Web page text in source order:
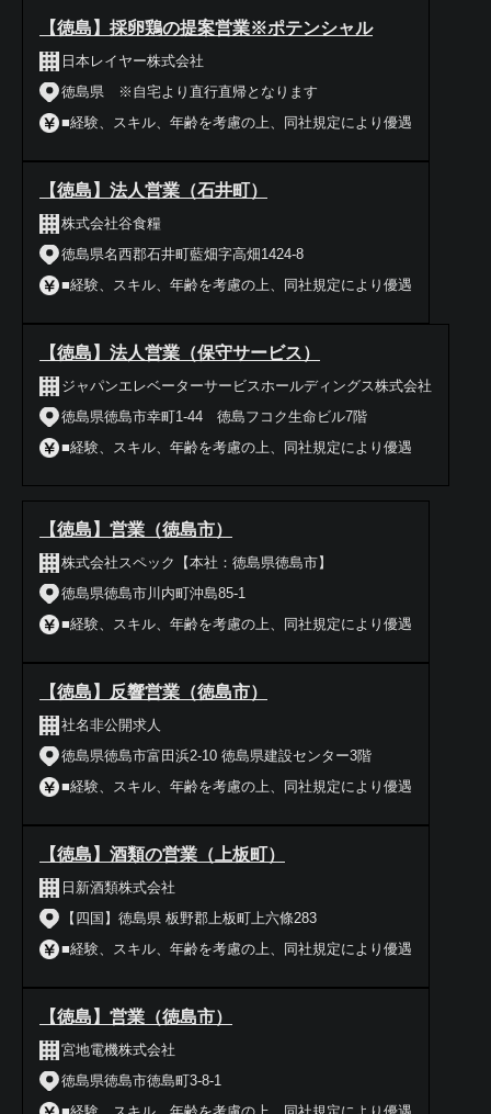
【徳島】採卵鶏の提案営業※ポテンシャル
日本レイヤー株式会社
徳島県 ※自宅より直行直帰となります
■経験、スキル、年齢を考慮の上、同社規定により優遇
【徳島】法人営業（石井町）
株式会社谷食糧
徳島県名西郡石井町藍畑字高畑1424-8
■経験、スキル、年齢を考慮の上、同社規定により優遇
【徳島】法人営業（保守サービス）
ジャパンエレベーターサービスホールディングス株式会社
徳島県徳島市幸町1-44 徳島フコク生命ビル7階
■経験、スキル、年齢を考慮の上、同社規定により優遇
【徳島】営業（徳島市）
株式会社スペック【本社：徳島県徳島市】
徳島県徳島市川内町沖島85-1
■経験、スキル、年齢を考慮の上、同社規定により優遇
【徳島】反響営業（徳島市）
社名非公開求人
徳島県徳島市富田浜2-10 徳島県建設センター3階
■経験、スキル、年齢を考慮の上、同社規定により優遇
【徳島】酒類の営業（上板町）
日新酒類株式会社
【四国】徳島県 板野郡上板町上六條283
■経験、スキル、年齢を考慮の上、同社規定により優遇
【徳島】営業（徳島市）
宮地電機株式会社
徳島県徳島市徳島町3-8-1